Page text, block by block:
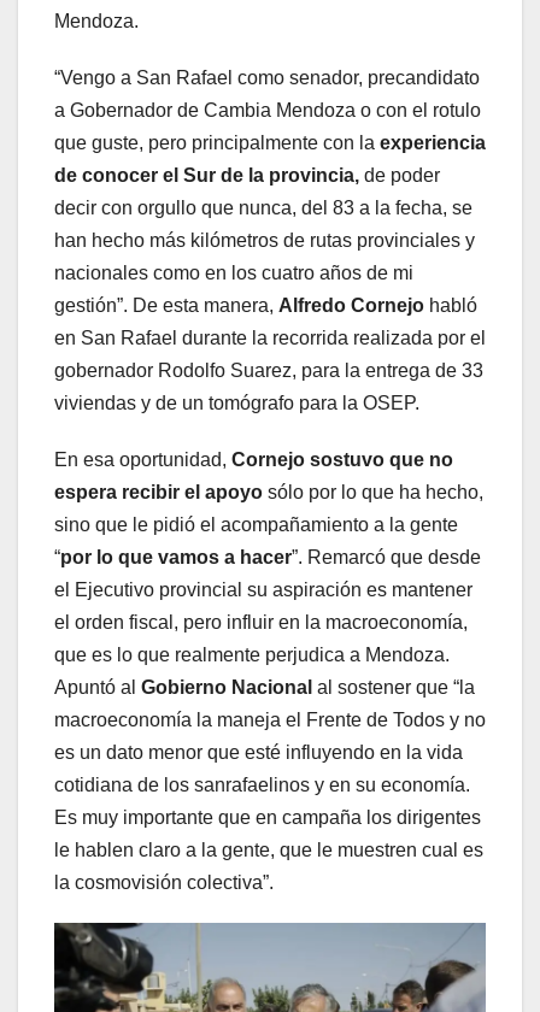
Mendoza.
“Vengo a San Rafael como senador, precandidato
a Gobernador de Cambia Mendoza o con el rotulo
que guste, pero principalmente con la experiencia
de conocer el Sur de la provincia, de poder
decir con orgullo que nunca, del 83 a la fecha, se
han hecho más kilómetros de rutas provinciales y
nacionales como en los cuatro años de mi
gestión”. De esta manera, Alfredo Cornejo habló
en San Rafael durante la recorrida realizada por el
gobernador Rodolfo Suarez, para la entrega de 33
viviendas y de un tomógrafo para la OSEP.
En esa oportunidad, Cornejo sostuvo que no
espera recibir el apoyo sólo por lo que ha hecho,
sino que le pidió el acompañamiento a la gente
“por lo que vamos a hacer”. Remarcó que desde
el Ejecutivo provincial su aspiración es mantener
el orden fiscal, pero influir en la macroeconomía,
que es lo que realmente perjudica a Mendoza.
Apuntó al Gobierno Nacional al sostener que “la
macroeconomía la maneja el Frente de Todos y no
es un dato menor que esté influyendo en la vida
cotidiana de los sanrafaelinos y en su economía.
Es muy importante que en campaña los dirigentes
le hablen claro a la gente, que le muestren cual es
la cosmovisión colectiva”.